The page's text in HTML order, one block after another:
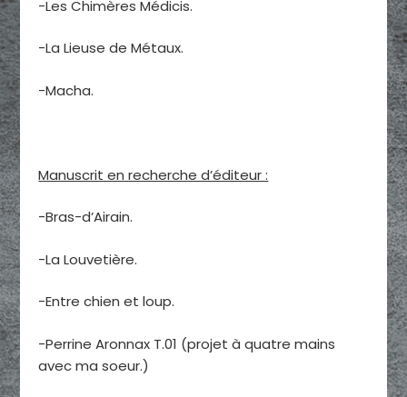
-Les Chimères Médicis.
-La Lieuse de Métaux.
-Macha.
Manuscrit en recherche d’éditeur :
-Bras-d’Airain.
-La Louvetière.
-Entre chien et loup.
-Perrine Aronnax T.01 (projet à quatre mains
avec ma soeur.)